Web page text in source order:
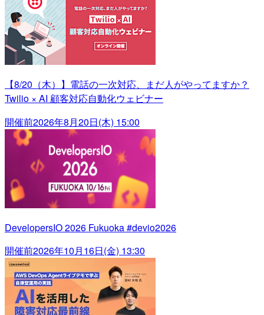
【8/20（木）】電話の一次対応、まだ人がやってますか？
Twilio × AI 顧客対応自動化ウェビナー
開催前2026年8月20日(木) 15:00
DevelopersIO 2026 Fukuoka #devio2026
開催前2026年10月16日(金) 13:30